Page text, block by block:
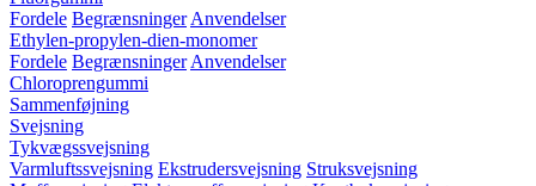
Fordele Begrænsninger Anvendelser
Ethylen-propylen-dien-monomer
Fordele Begrænsninger Anvendelser
Chloroprengummi
Sammenføjning
Svejsning
Tykvægssvejsning
Varmluftssvejsning Ekstrudersvejsning Struksvejsning